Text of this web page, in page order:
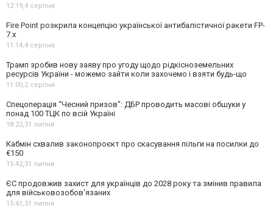
12:19,4 серпня
Fire Point розкрила концепцію української антибалістичної ракети FP-
7.x
11:14,4 серпня
Трамп зробив нову заяву про угоду щодо рідкісноземельних
ресурсів України - можемо зайти коли захочемо і взяти будь-що
11:00,2 серпня
Спецоперація “Чесний призов”: ДБР проводить масові обшуки у
понад 100 ТЦК по всій Україні
18:22,31 липня
Кабмін схвалив законопроєкт про скасування пільги на посилки до
€150
15:42,31 липня
ЄС продовжив захист для українців до 2028 року та змінив правила
для військовозобов'язаних
15:41,31 липня